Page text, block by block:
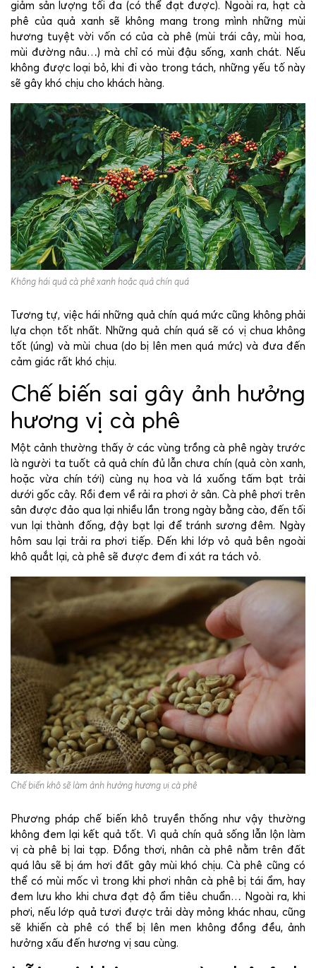
giảm sản lượng tối đa (có thể đạt được). Ngoài ra, hạt cà
phê của quả xanh sẽ không mang trong mình những mùi
hương tuyệt vời vốn có của cà phê (mùi trái cây, mùi hoa,
mùi đường nâu…) mà chỉ có mùi đậu sống, xanh chát. Nếu
không được loại bỏ, khi đi vào trong tách, những yếu tố này
sẽ gây khó chịu cho khách hàng.
Không hái quả cà phê xanh hoặc quả chín quá
Tương tự, việc hái những quả chín quá mức cũng không phải
lựa chọn tốt nhất. Những quả chín quá sẽ có vị chua không
tốt (úng) và mùi chua (do bị lên men quá mức) và đưa đến
cảm giác rất khó chịu.
Chế biến sai gây ảnh hưởng
hương vị cà phê
Một cảnh thường thấy ở các vùng trồng cà phê ngày trước
là người ta tuốt cả quả chín đủ lẫn chưa chín (quả còn xanh,
hoặc vừa chín tới) cùng nụ hoa và lá xuống tấm bạt trải
dưới gốc cây. Rồi đem về rải ra phơi ở sân. Cà phê phơi trên
sân được đảo qua lại nhiều lần trong ngày bằng cào, đến tối
vun lại thành đống, đậy bạt lại để tránh sương đêm. Ngày
hôm sau lại trải ra phơi tiếp. Đến khi lớp vỏ quả bên ngoài
khô quắt lại, cà phê sẽ được đem đi xát ra tách vỏ.
Chế biến khô sẽ làm ảnh hưởng hương vị cà phê
Phương pháp chế biến khô truyền thống như vậy thường
không đem lại kết quả tốt. Vì quả chín quả sống lẫn lộn làm
vị cà phê bị lai tạp. Đồng thơi, nhân cà phê nằm trên đất
quá lâu sẽ bị ám hơi đất gây mùi khó chịu. Cà phê cũng có
thể có mùi mốc vì trong khi phơi nhân cà phê bị tái ẩm, hay
đem lưu kho khi chưa đạt độ ẩm tiêu chuẩn… Ngoài ra, khi
phơi, nếu lớp quả tươi được trải dày mỏng khác nhau, cũng
sẽ khiến cà phê có thể bị lên men không đồng đều, ảnh
hưởng xấu đến hương vị sau cùng.